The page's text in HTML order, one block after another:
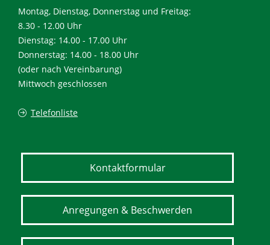
Montag, Dienstag, Donnerstag und Freitag:
8.30 - 12.00 Uhr
Dienstag: 14.00 - 17.00 Uhr
Donnerstag: 14.00 - 18.00 Uhr
(oder nach Vereinbarung)
Mittwoch geschlossen
Telefonliste
Kontaktformular
Anregungen & Beschwerden